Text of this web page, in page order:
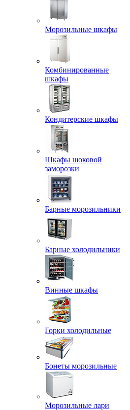
Морозильные шкафы
Комбинированные
шкафы
Кондитерские шкафы
Шкафы шоковой
заморозки
Барные морозильники
Барные холодильники
Винные шкафы
Горки холодильные
Бонеты морозильные
Морозильные лари